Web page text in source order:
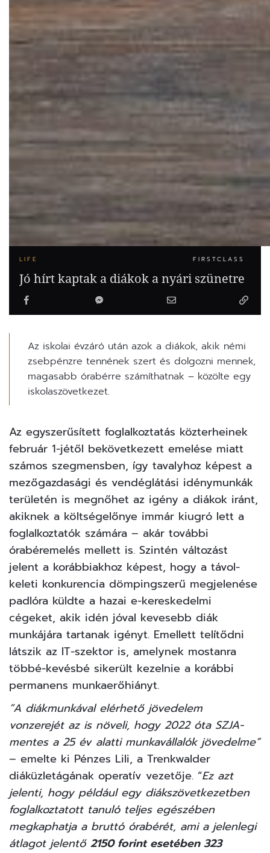
LIFE FIRSTCLASS
Jó hírt kaptak a diákok a nyári szünetre
Az iskolai évzáró után azok a diákok, akik némi
zsebpénzre tennének szert és dolgozni mennek,
magasabb órabérre számíthatnak – közölte egy
iskolaszövetkezet.
Az egyszerűsített foglalkoztatás közterheinek
február 1-jétől bekövetkezett emelése miatt
számos szegmensben, így tavalyhoz képest a
mezőgazdasági és vendéglátási idénymunkák
területén is megnőhet az igény a diákok iránt,
akiknek a költségelőnye immár kiugró lett a
foglalkoztatók számára – akár további
órabéremelés mellett is. Szintén változást
jelent a korábbiakhoz képest, hogy a távol-
keleti konkurencia dömpingszerű megjelenése
padlóra küldte a hazai e-kereskedelmi
cégeket, akik idén jóval kevesebb diák
munkájára tartanak igényt. Emellett telítődni
látszik az IT-szektor is, amelynek mostanra
többé-kevésbé sikerült kezelnie a korábbi
permanens munkaerőhiányt.
“A diákmunkával elérhető jövedelem
vonzerejét az is növeli, hogy 2022 óta SZJA-
mentes a 25 év alatti munkavállalók jövedelme”
– emelte ki Pénzes Lili, a Trenkwalder
diáküzletágának operatív vezetője. “Ez azt
jelenti, hogy például egy diákszövetkezetben
foglalkoztatott tanuló teljes egészében
megkaphatja a bruttó órabérét, ami a jelenlegi
átlagot jelentő 2150 forint esetében 323